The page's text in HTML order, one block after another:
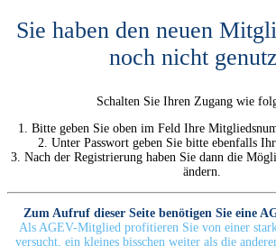
Sie haben den neuen
noch nicht
Schalten Sie Ihren Zugang wie
1. Bitte geben Sie oben im Feld Ihre
2. Unter Passwort geben Sie bitte ebenfalls
3. Nach der Registrierung haben Sie dann die
ändern.
Zum Aufruf dieser Seite benötigen Sie eine
Als AGEV-Mitglied profitieren Sie von einer
versucht, ein kleines bisschen weiter als die